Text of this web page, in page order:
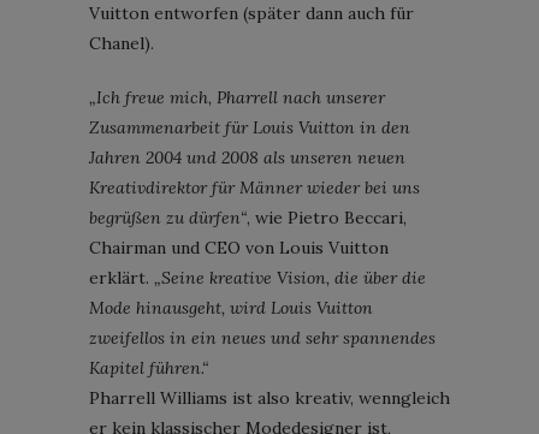
Vuitton entworfen (später dann auch für
Chanel).
„Ich freue mich, Pharrell nach unserer
Zusammenarbeit für Louis Vuitton in den
Jahren 2004 und 2008 als unseren neuen
Kreativdirektor für Männer wieder bei uns
begrüßen zu dürfen“, wie Pietro Beccari,
Chairman und CEO von Louis Vuitton
erklärt. „Seine kreative Vision, die über die
Mode hinausgeht, wird Louis Vuitton
zweifellos in ein neues und sehr spannendes
Kapitel führen.“
Pharrell Williams ist also kreativ, wenngleich
er kein klassischer Modedesigner ist,